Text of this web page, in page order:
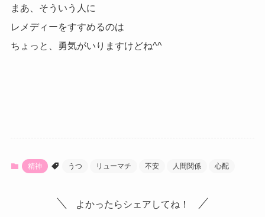
まあ、そういう人に
レメディーをすすめるのは
ちょっと、勇気がいりますけどね^^
精神 うつ リューマチ 不安 人間関係 心配
よかったらシェアしてね！